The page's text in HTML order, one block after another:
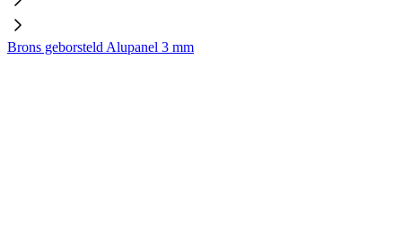
Brons geborsteld Alupanel 3 mm